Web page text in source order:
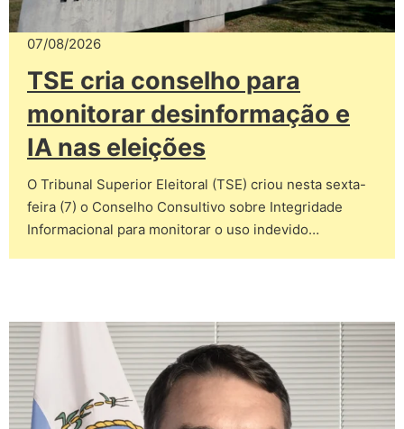
07/08/2026
TSE cria conselho para
monitorar desinformação e
IA nas eleições
O Tribunal Superior Eleitoral (TSE) criou nesta sexta-
feira (7) o Conselho Consultivo sobre Integridade
Informacional para monitorar o uso indevido…